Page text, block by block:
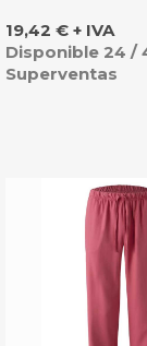
Precio
19,42 € + IVA
Disponible 24 /
Superventas